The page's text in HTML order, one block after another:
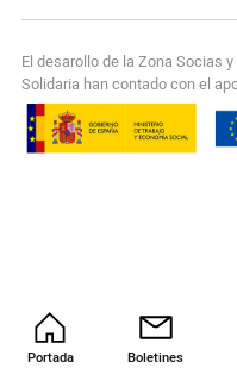
Portada Boletines
El desarollo de la Zona Socias
Solidaria han contado con el